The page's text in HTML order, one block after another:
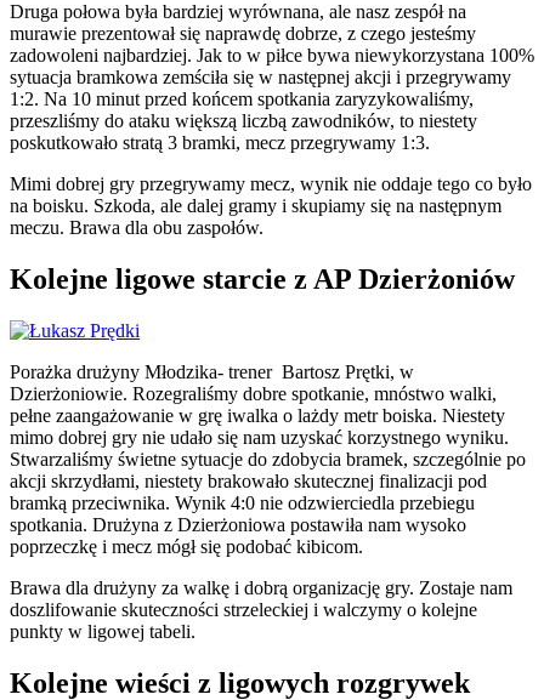
Druga połowa była bardziej wyrównana, ale nasz zespół na
murawie prezentował się naprawdę dobrze, z czego jesteśmy
zadowoleni najbardziej. Jak to w piłce bywa niewykorzystana 100%
sytuacja bramkowa zemściła się w następnej akcji i przegrywamy
1:2. Na 10 minut przed końcem spotkania zaryzykowaliśmy,
przeszliśmy do ataku większą liczbą zawodników, to niestety
poskutkowało stratą 3 bramki, mecz przegrywamy 1:3.
Mimi dobrej gry przegrywamy mecz, wynik nie oddaje tego co było
na boisku. Szkoda, ale dalej gramy i skupiamy się na następnym
meczu. Brawa dla obu zaspołów.
Kolejne ligowe starcie z AP Dzierżoniów
Porażka drużyny Młodzika- trener Bartosz Prętki, w
Dzierżoniowie. Rozegraliśmy dobre spotkanie, mnóstwo walki,
pełne zaangażowanie w grę iwalka o lażdy metr boiska. Niestety
mimo dobrej gry nie udało się nam uzyskać korzystnego wyniku.
Stwarzaliśmy świetne sytuacje do zdobycia bramek, szczególnie po
akcji skrzydłami, niestety brakowało skutecznej finalizacji pod
bramką przeciwnika. Wynik 4:0 nie odzwierciedla przebiegu
spotkania. Drużyna z Dzierżoniowa postawiła nam wysoko
poprzeczkę i mecz mógł się podobać kibicom.
Brawa dla drużyny za walkę i dobrą organizację gry. Zostaje nam
doszlifowanie skuteczności strzeleckiej i walczymy o kolejne
punkty w ligowej tabeli.
Kolejne wieści z ligowych rozgrywek